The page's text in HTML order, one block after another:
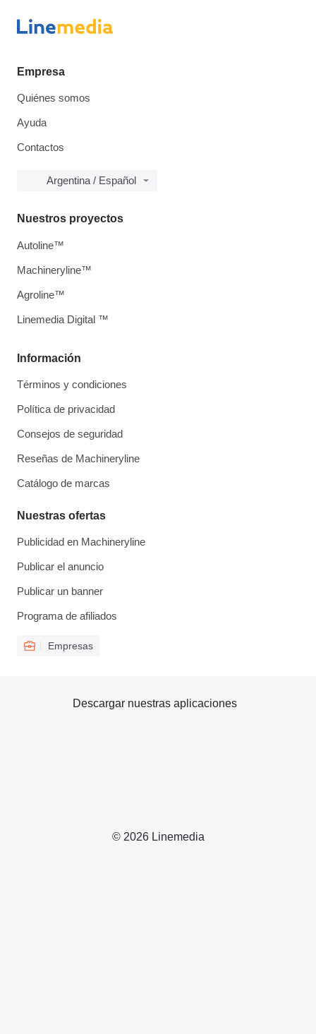
Empresa
Quiénes somos
Ayuda
Contactos
Argentina / Español
Información
Términos y condiciones
Política de privacidad
Consejos de seguridad
Reseñas de Machineryline
Catálogo de marcas
Nuestras ofertas
Publicidad en Machineryline
Publicar el anuncio
Publicar un banner
Programa de afiliados
Empresas
Nuestros proyectos
Autoline™
Machineryline™
Agroline™
Linemedia Digital ™
© 2026 Linemedia
Descargar nuestras aplicaciones